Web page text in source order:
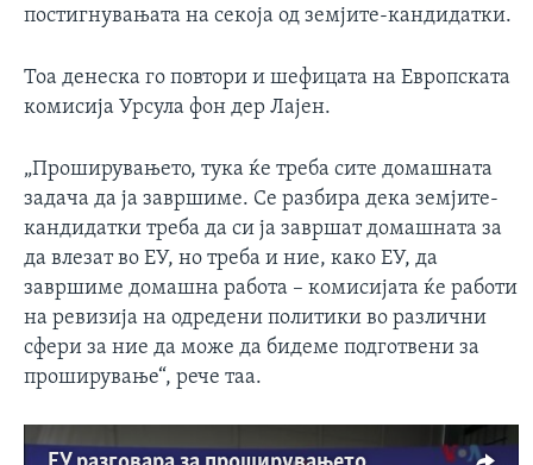
постигнувањата на секоја од земјите-кандидатки.
Тоа денеска го повтори и шефицата на Европската
комисија Урсула фон дер Лајен.
„Проширувањето, тука ќе треба сите домашната
задача да ја завршиме. Се разбира дека земјите-
кандидатки треба да си ја завршат домашната за
да влезат во ЕУ, но треба и ние, како ЕУ, да
завршиме домашна работа – комисијата ќе работи
на ревизија на одредени политики во различни
сфери за ние да може да бидеме подготвени за
проширување“, рече таа.